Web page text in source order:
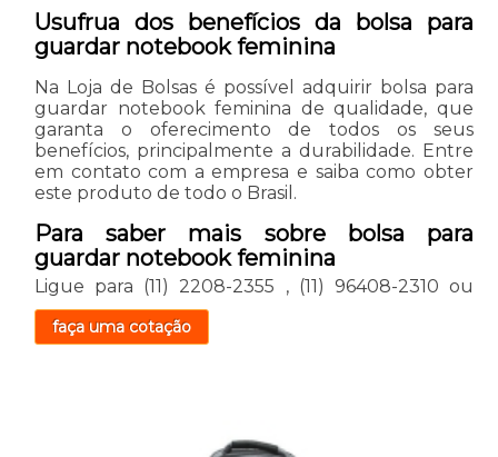
Usufrua dos benefícios da bolsa para
guardar notebook feminina
Na Loja de Bolsas é possível adquirir bolsa para
guardar notebook feminina de qualidade, que
garanta o oferecimento de todos os seus
benefícios, principalmente a durabilidade. Entre
em contato com a empresa e saiba como obter
este produto de todo o Brasil.
Para saber mais sobre bolsa para
guardar notebook feminina
Ligue para (11) 2208-2355 , (11) 96408-2310 ou
faça uma cotação